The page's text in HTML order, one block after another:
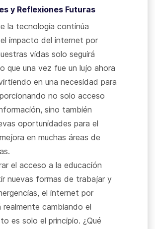
y Reflexiones Futuras
la tecnología continúa
impacto del internet por
vidas solo seguirá
que una vez fue un lujo ahora
en una necesidad para
no solo acceso
sino también
oportunidades para el
en muchas áreas de
el acceso a la educación
nuevas formas de trabajar y
el internet por
cambiando el
es solo el principio. ¿Qué